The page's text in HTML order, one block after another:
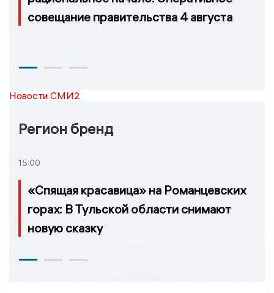
совещание правительства 4 августа
Новости СМИ2
Регион бренд
15:00
«Спящая красавица» на Романцевских
горах: В Тульской области снимают
новую сказку